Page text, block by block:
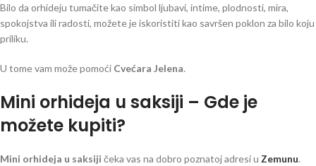
Bilo da orhideju tumačite kao simbol ljubavi, intime, plodnosti, mira,
spokojstva ili radosti, možete je iskoristiti kao savršen poklon za bilo koju
priliku.
U tome vam može pomoći Cvećara Jelena.
Mini orhideja u saksiji – Gde je
možete kupiti?
Mini orhideja u saksiji čeka vas na dobro poznatoj adresi u Zemunu.